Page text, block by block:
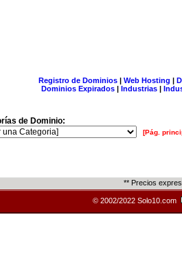
Registro de Dominios| Web Hosting |
Dominios Expirados | Industrias |
de Dominio:
[Pág.
** Precios
© 2002/2022 Solo10.com